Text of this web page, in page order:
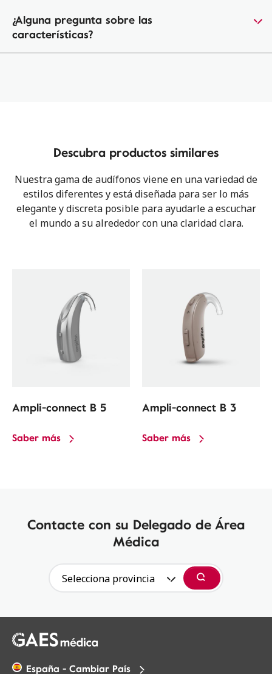
¿Alguna pregunta sobre las
características?
Descubra productos similares
Nuestra gama de audífonos viene en una variedad de
estilos diferentes y está diseñada para ser lo más
elegante y discreta posible para ayudarle a escuchar
el mundo a su alrededor con una claridad clara.
Ampli-connect B 5
Saber más
Ampli-connect B 3
Saber más
Contacte con su Delegado de Área
Médica
Selecciona provincia
Buscar
España - Cambiar País